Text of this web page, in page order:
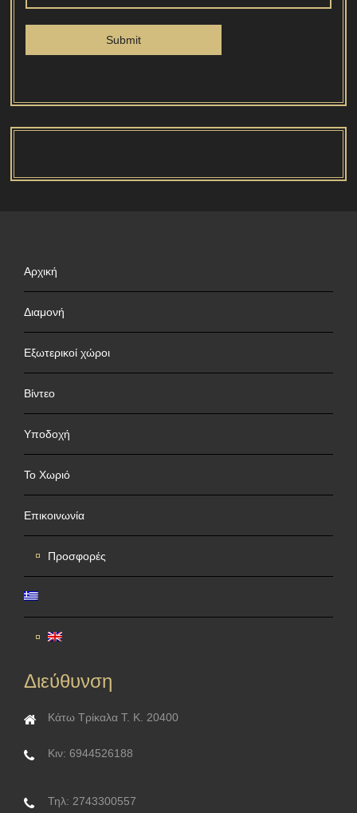
Αρχική
Διαμονή
Εξωτερικοί χώροι
Βίντεο
Υποδοχή
Το Χωριό
Επικοινωνία
Προσφορές
Διεύθυνση
Κάτω Τρίκαλα Τ. Κ. 20400
Κιν: 6944526188
Τηλ: 2743300557